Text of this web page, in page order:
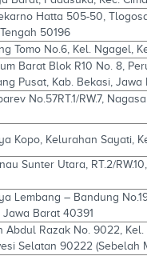
Hatta 505-50,
50196
Tomo No.6, Kel. Ngagel,
Barat Blok R10 No. 8,
Pusat, Kab. Bekasi, Jawa
No.57RT.1/RW.7,
Kopo, Kelurahan Sayati,
Sunter Utara, RT.2/
Lembang – Bandung
Jawa Barat 40391
Abdul Razak No. 9022,
Selatan 90222 (Sebelah